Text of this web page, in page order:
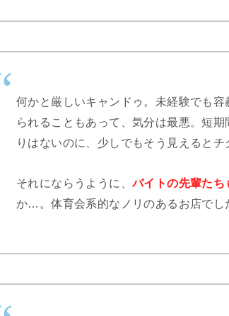
何かと厳しいキャンドゥ。未経験でも
られることもあって、気分は最悪。短
りはないのに、少しでもそう見えるとチ
それにならうように、バイトの先輩たち
か…。体育会系的なノリのあるお店でし